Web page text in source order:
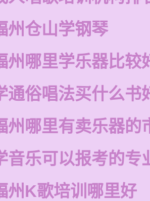
州仓山学钢琴
州哪里学乐器比较
通俗唱法买什么书
州哪里有卖乐器的
音乐可以报考的专
州K歌培训哪里好